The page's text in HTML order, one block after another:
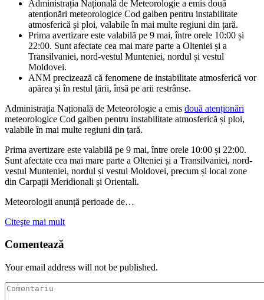
Administrația Națională de Meteorologie a emis două
atenționări meteorologice Cod galben pentru instabilitate
atmosferică și ploi, valabile în mai multe regiuni din țară.
Prima avertizare este valabilă pe 9 mai, între orele 10:00 și
22:00. Sunt afectate cea mai mare parte a Olteniei și a
Transilvaniei, nord-vestul Munteniei, nordul și vestul
Moldovei.
ANM precizează că fenomene de instabilitate atmosferică vor
apărea și în restul țării, însă pe arii restrânse.
Administrația Națională de Meteorologie a emis două atenționări
meteorologice Cod galben pentru instabilitate atmosferică și ploi,
valabile în mai multe regiuni din țară.
Prima avertizare este valabilă pe 9 mai, între orele 10:00 și 22:00.
Sunt afectate cea mai mare parte a Olteniei și a Transilvaniei, nord-
vestul Munteniei, nordul și vestul Moldovei, precum și local zone
din Carpații Meridionali și Orientali.
Meteorologii anunță perioade de…
Citeşte mai mult
Comentează
Your email address will not be published.